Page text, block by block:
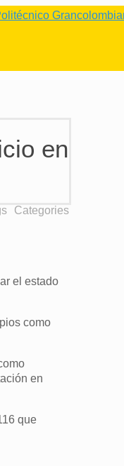
Grancolombiano
en
Categories
el estado
como
en
que